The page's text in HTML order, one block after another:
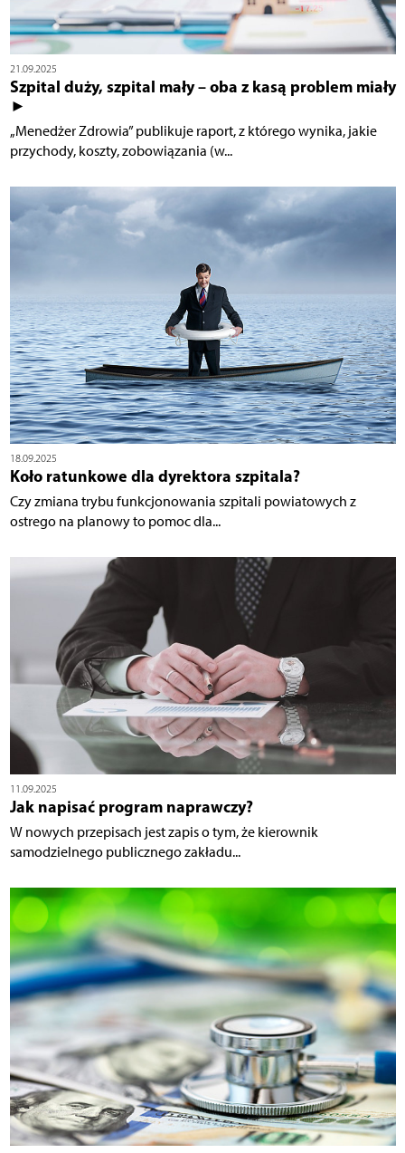
21.09.2025
Szpital duży, szpital mały – oba z kasą problem miały
►
„Menedżer Zdrowia” publikuje raport, z którego wynika, jakie
przychody, koszty, zobowiązania (w...
18.09.2025
Koło ratunkowe dla dyrektora szpitala?
Czy zmiana trybu funkcjonowania szpitali powiatowych z
ostrego na planowy to pomoc dla...
11.09.2025
Jak napisać program naprawczy?
W nowych przepisach jest zapis o tym, że kierownik
samodzielnego publicznego zakładu...